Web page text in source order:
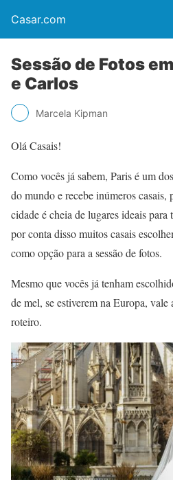
Casar.com
Sessão de Fotos
e Carlos
Marcela Kipman
Olá Casais!
Como vocês já sabem, Paris é um
do mundo e recebe inúmeros
cidade é cheia de lugares ideais
por conta disso muitos casais
como opção para a sessão de fotos.
Mesmo que vocês já tenham
de mel, se estiverem na Europa,
roteiro.